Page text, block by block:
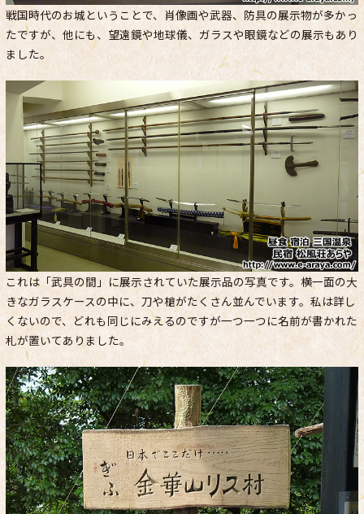
戦国時代のお城ということで、肖像画や武器、防具の展示物が多かっ
たですが、他にも、望遠鏡や地球儀、ガラスや眼鏡などの展示もあり
ました。
これは「武具の間」に展示されていた展示品の写真です。横一面の大
きなガラスケースの中に、刀や槍がたくさん並んでいます。私は詳し
くないので、どれも同じにみえるのですが一つ一つに名前が書かれた
札が置いてありました。